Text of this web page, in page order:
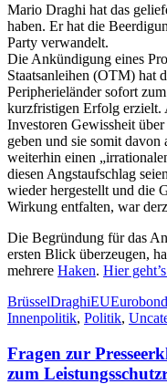
Mario Draghi hat das
haben. Er hat die
Party verwandelt.
Die Ankündigung eines
Staatsanleihen (OTM) hat
Peripherieländer sofort
kurzfristigen Erfolg erzielt.
Investoren Gewissheit
geben und sie somit
weiterhin einen
diesen Angstaufschlag
wieder hergestellt und die
Wirkung entfalten, war
Die Begründung für das
ersten Blick überzeugen,
mehrere Haken. Hier
BrüsselDraghiEU
Innenpolitik, Politik,
Fragen zur
zum